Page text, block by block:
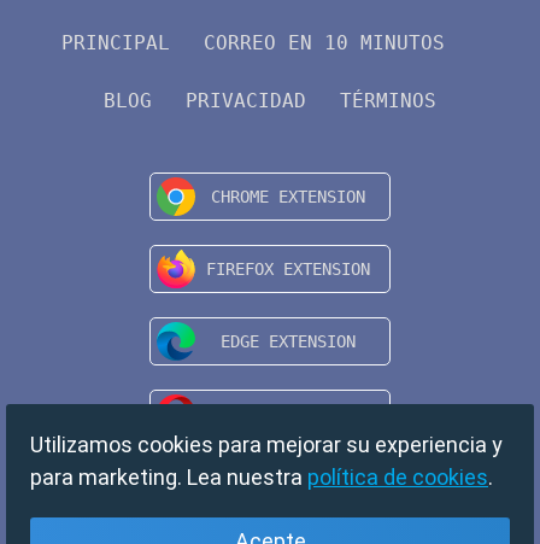
PRINCIPAL CORREO EN 10 MINUTOS
BLOG PRIVACIDAD TÉRMINOS
Utilizamos cookies para mejorar su experiencia y
para marketing. Lea nuestra política de cookies.